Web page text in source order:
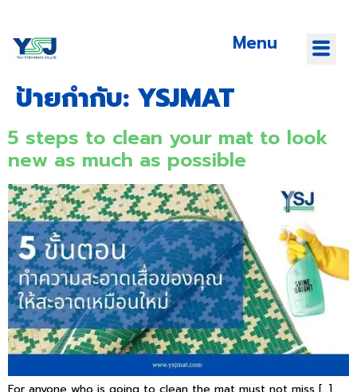
Menu
ป้ายกำกับ: YSJMAT
5 steps to clean your mat to look
new as much as possible